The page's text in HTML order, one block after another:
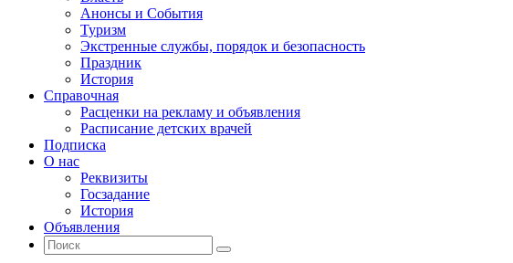
Анонсы и События
Туризм
Экстренные службы, порядок и безопасность
Праздник
История
Справочная
Расценки на рекламу и объявления
Расписание детских врачей
Подписка
О нас
Реквизиты
Госзадание
История
Объявления
Поиск
Искать:
Поиск